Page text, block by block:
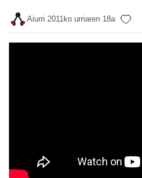
Aiurri 2011ko urriaren 18a